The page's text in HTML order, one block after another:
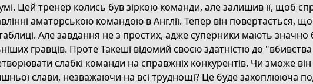
episode/326662
Цей тренер колись був зіркою команди, але залишив її, щоб
аматорською командою в Англії. Тепер він повертається,
Але завдання не з простих, адже суперники мають значно
гравців. Проте Такеші відомий своєю здатністю до "вбивства
слабкі команди на справжніх конкурентів. Чи зможе
слави, незважаючи на всі труднощі? Це буде захоплююча